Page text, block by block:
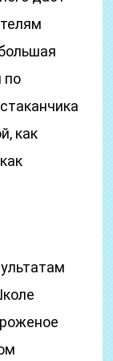
по
как